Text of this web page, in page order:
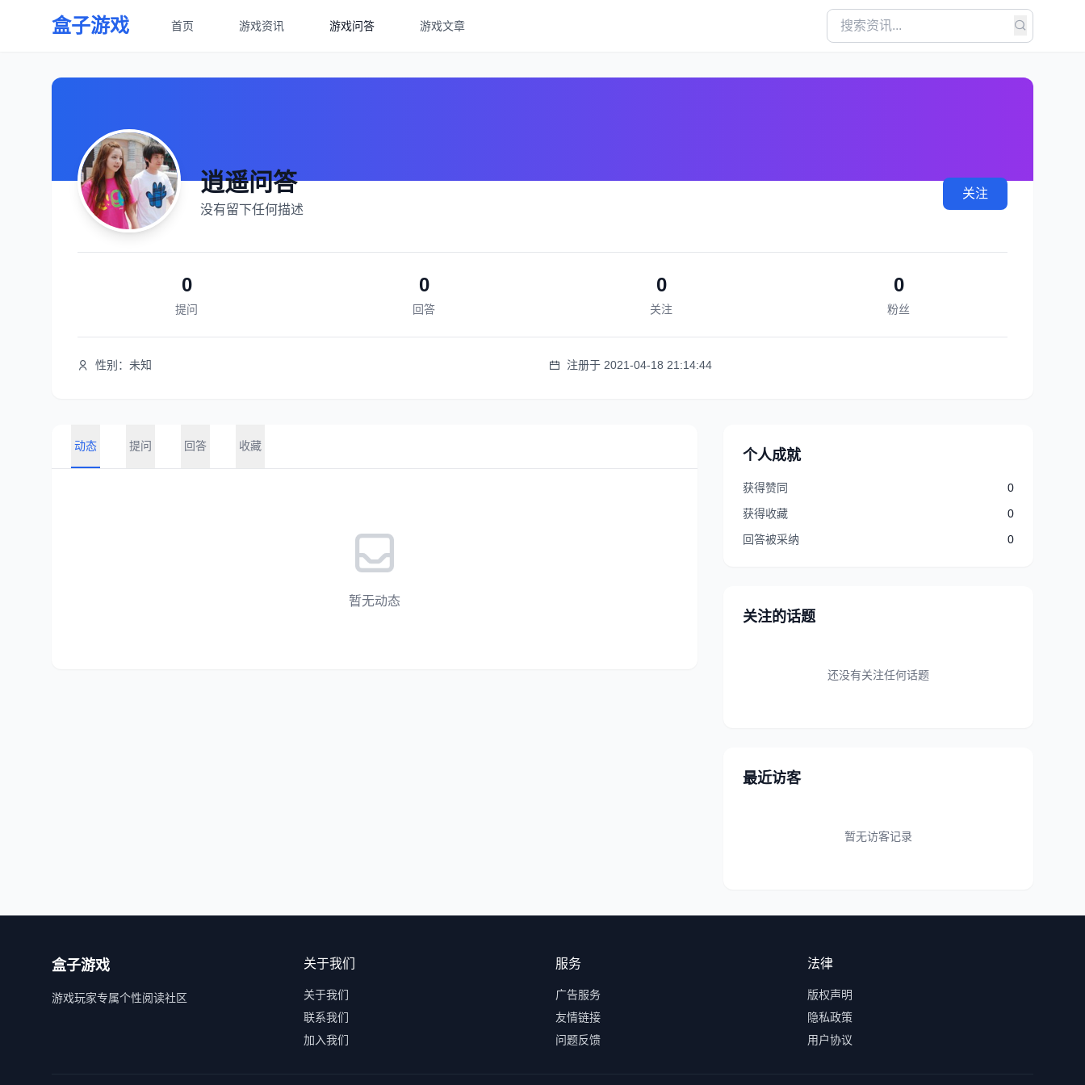
盒子游戏 首页 游戏资讯 游戏问答 游戏文章
逍遥问答
没有留下任何描述
关注
0
提问
0
回答
0
关注
0
粉丝
性别：未知 注册于 2021-04-18 21:14:44
动态 提问 回答 收藏
暂无动态
个人成就
获得赞同
0
获得收藏
0
回答被采纳
0
关注的话题
还没有关注任何话题
最近访客
暂无访客记录
盒子游戏
游戏玩家专属个性阅读社区
关于我们
关于我们
联系我们
加入我们
服务
广告服务
友情链接
问题反馈
法律
版权声明
隐私政策
用户协议